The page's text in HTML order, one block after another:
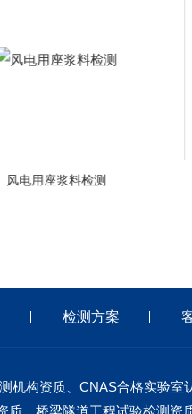
风电用座浆料检测
检测方案
机构资质、CNAS合格实验室